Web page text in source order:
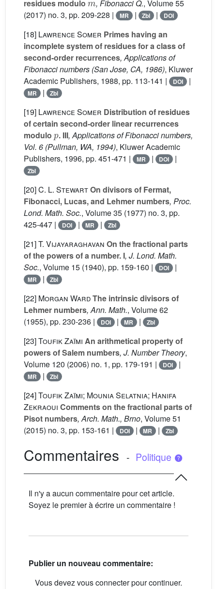
residues modulo
, Fibonacci Q., Volume 55
(2017) no. 3, pp. 209-228 |
MR | Zbl | DOI
[18] Lawrence Somer Primes having an
incomplete system of residues for a class of
second-order recurrences, Applications of
Fibonacci numbers (San Jose, CA, 1986), Kluwer
Academic Publishers, 1988, pp. 113-141 |
DOI |
MR | Zbl
[19] Lawrence Somer Distribution of residues
of certain second-order linear recurrences
modulo
p
. III, Applications of Fibonacci numbers,
Vol. 6 (Pullman, WA, 1994), Kluwer Academic
Publishers, 1996, pp. 451-471 |
MR | DOI |
Zbl
[20]C. L. StewartOn divisors of Fermat,
Fibonacci, Lucas, and Lehmer numbers, Proc.
Lond. Math. Soc., Volume 35 (1977) no. 3, pp.
425-447 |
DOI | MR | Zbl
[21]T. Vijayaraghavan On the fractional parts
of the powers of a number. I, J. Lond. Math.
Soc., Volume 15 (1940), pp. 159-160 | DOI |
MR | Zbl
[22] Morgan WardThe intrinsic divisors of
Lehmer numbers, Ann. Math., Volume 62
(1955), pp. 230-236 |
DOI | MR | Zbl
[23]Toufik Zaïmi An arithmetical property of
powers of Salem numbers, J. Number Theory,
Volume 120 (2006) no. 1, pp. 179-191 | DOI |
MR | Zbl
[24]Toufik Zaïmi; Mounia Selatnia; Hanifa
Zekraoui Comments on the fractional parts of
Pisot numbers, Arch. Math., Brno, Volume 51
(2015) no. 3, pp. 153-161 |
DOI | MR | Zbl
Commentaires - Politique
Il n'y a aucun commentaire pour cet article.
Soyez le premier à écrire un commentaire !
Publier un nouveau commentaire:
Vous devez vous connecter pour continuer.